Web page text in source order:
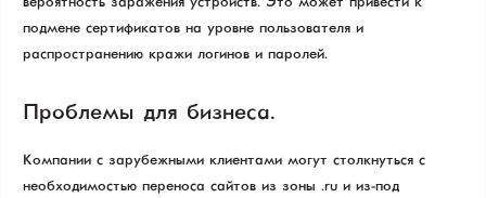
подмене сертификатов на уровне пользователя и
распространению кражи логинов и паролей.
Проблемы для бизнеса.
Компании с зарубежными клиентами могут столкнуться с
необходимостью переноса сайтов из зоны .ru и из-под